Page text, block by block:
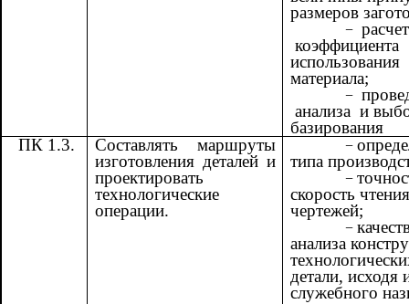
размеров
расчет
коэффициента
использования
материала;
анализа и
базирования
ПК 1.3.
Составлять маршруты
изготовления деталей и
проектировать
технологические
операции.
типа
скорость чтения
чертежей;
анализа
детали, исходя
служебного